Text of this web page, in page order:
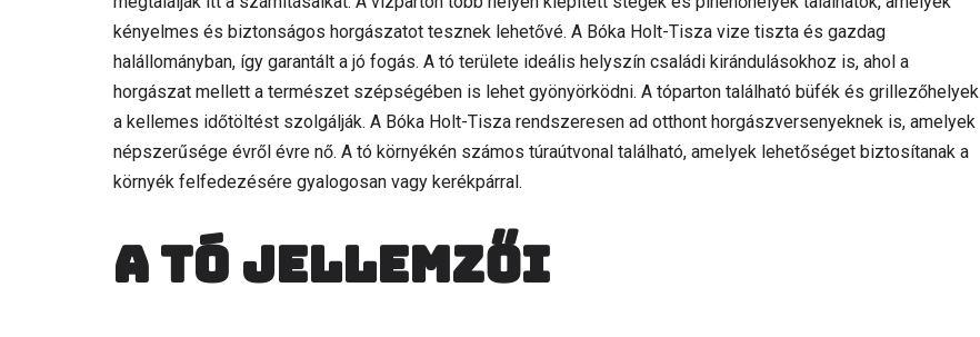
kényelmes és biztonságos horgászatot tesznek lehetővé. A Bóka Holt-Tisza vize tiszta és gazdag
halállományban, így garantált a jó fogás. A tó területe ideális helyszín családi kirándulásokhoz is, ahol a
horgászat mellett a természet szépségében is lehet gyönyörködni. A tóparton található büfék és grillezőhelyek
a kellemes időtöltést szolgálják. A Bóka Holt-Tisza rendszeresen ad otthont horgászversenyeknek is, amelyek
népszerűsége évről évre nő. A tó környékén számos túraútvonal található, amelyek lehetőséget biztosítanak a
környék felfedezésére gyalogosan vagy kerékpárral.
A tó jellemzői